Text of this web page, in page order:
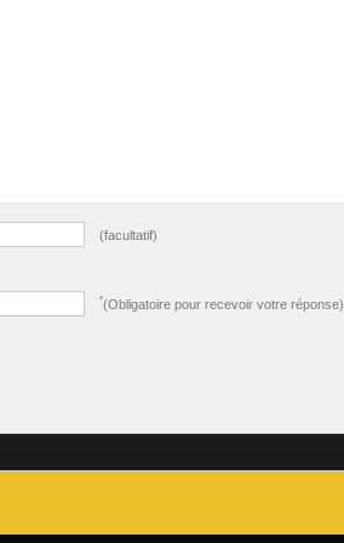
(facultatif)
*(Obligatoire pour recevoir votre réponse)